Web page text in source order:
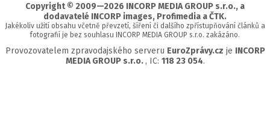
Copyright © 2009—2026 INCORP MEDIA GROUP s.r.o., a
dodavatelé INCORP images, Profimedia a ČTK.
Jakékoliv užití obsahu včetně převzetí, šíření či dalšího zpřístupňování článků a
fotografií je bez souhlasu INCORP MEDIA GROUP s.r.o. zakázáno.
Provozovatelem zpravodajského serveru EuroZprávy.cz je INCORP
MEDIA GROUP s.r.o. , IC: 118 23 054.